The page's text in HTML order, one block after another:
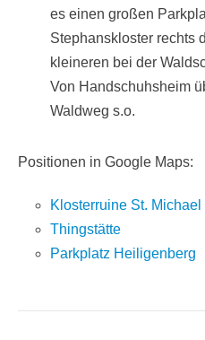
es einen großen
Stephanskloster rechts
kleineren bei der
Von Handschuhsheim
Waldweg s.o.
Positionen in Google Maps:
Klosterruine St. Michael
Thingstätte
Parkplatz Heiligenberg